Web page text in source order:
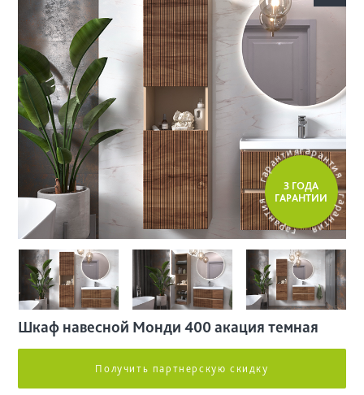
гара
н
т
и
я
г
а
р
а
н
т
и
я
г
а
р
а
н
т
и
я
г
арантия
3 ГОДА
ГАРАНТИИ
Шкаф навесной Монди 400 акация темная
Получить партнерскую скидку